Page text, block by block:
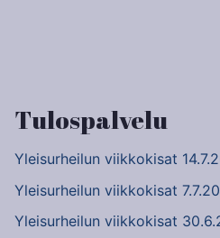
Tulospalvelu
Yleisurheilun viikkokisat
Yleisurheilun viikkokisat
Yleisurheilun viikkokisat